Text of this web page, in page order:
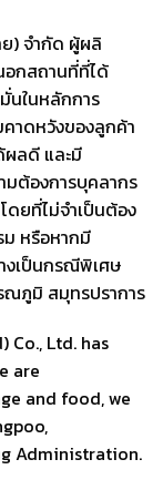
) จำกัด ผู้ผลิ
อกสถานที่ที่ได้
นในหลักการ
าดหวังของลูกค้า
ผลดี และมี
มต้องการบุคลากร
ดยที่ไม่จำเป็นต้อง
ม หรือหากมี
งเป็นกรณีพิเศษ
ณภูมิ สมุทรปราการ
Co., Ltd. has
are
and food, we
Administration.